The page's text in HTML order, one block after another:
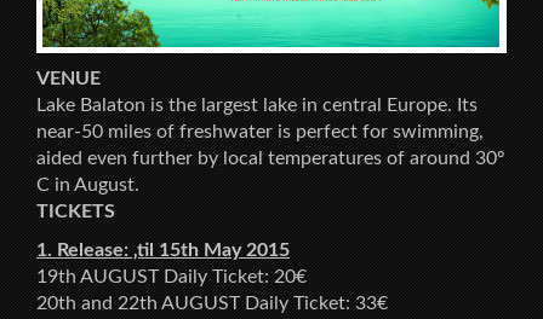
VENUE
Lake Balaton is the largest lake in central Europe. Its
near-50 miles of freshwater is perfect for swimming,
aided even further by local temperatures of around 30º
C in August.
TICKETS
1. Release: ‚til 15th May 2015
19th AUGUST Daily Ticket: 20€
20th and 22th AUGUST Daily Ticket: 33€